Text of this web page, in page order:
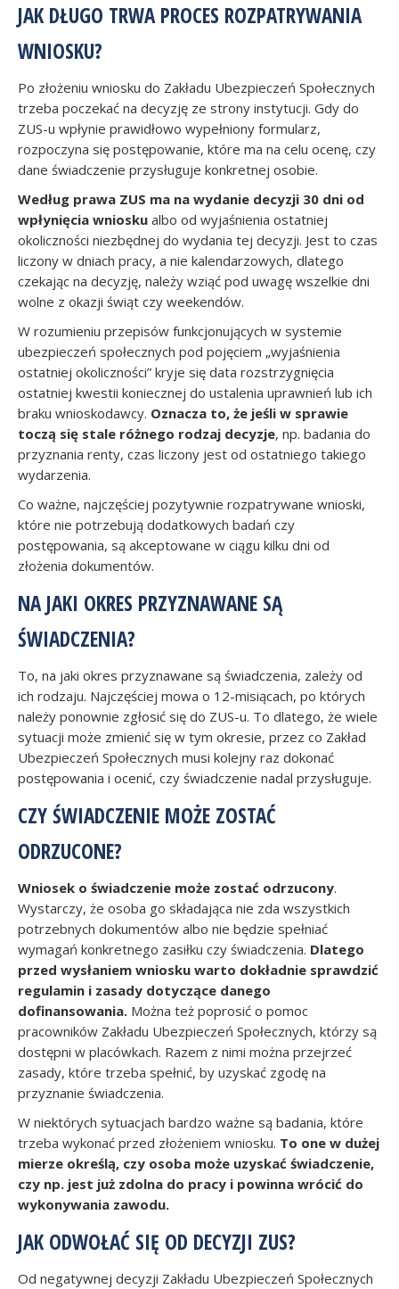
JAK DŁUGO TRWA PROCES ROZPATRYWANIA
WNIOSKU?
Po złożeniu wniosku do Zakładu Ubezpieczeń Społecznych
trzeba poczekać na decyzję ze strony instytucji. Gdy do
ZUS-u wpłynie prawidłowo wypełniony formularz,
rozpoczyna się postępowanie, które ma na celu ocenę, czy
dane świadczenie przysługuje konkretnej osobie.
Według prawa ZUS ma na wydanie decyzji 30 dni od
wpłynięcia wniosku albo od wyjaśnienia ostatniej
okoliczności niezbędnej do wydania tej decyzji. Jest to czas
liczony w dniach pracy, a nie kalendarzowych, dlatego
czekając na decyzję, należy wziąć pod uwagę wszelkie dni
wolne z okazji świąt czy weekendów.
W rozumieniu przepisów funkcjonujących w systemie
ubezpieczeń społecznych pod pojęciem „wyjaśnienia
ostatniej okoliczności” kryje się data rozstrzygnięcia
ostatniej kwestii koniecznej do ustalenia uprawnień lub ich
braku wnioskodawcy. Oznacza to, że jeśli w sprawie
toczą się stale różnego rodzaj decyzje, np. badania do
przyznania renty, czas liczony jest od ostatniego takiego
wydarzenia.
Co ważne, najczęściej pozytywnie rozpatrywane wnioski,
które nie potrzebują dodatkowych badań czy
postępowania, są akceptowane w ciągu kilku dni od
złożenia dokumentów.
NA JAKI OKRES PRZYZNAWANE SĄ
ŚWIADCZENIA?
To, na jaki okres przyznawane są świadczenia, zależy od
ich rodzaju. Najczęściej mowa o 12-misiącach, po których
należy ponownie zgłosić się do ZUS-u. To dlatego, że wiele
sytuacji może zmienić się w tym okresie, przez co Zakład
Ubezpieczeń Społecznych musi kolejny raz dokonać
postępowania i ocenić, czy świadczenie nadal przysługuje.
CZY ŚWIADCZENIE MOŻE ZOSTAĆ
ODRZUCONE?
Wniosek o świadczenie może zostać odrzucony.
Wystarczy, że osoba go składająca nie zda wszystkich
potrzebnych dokumentów albo nie będzie spełniać
wymagań konkretnego zasiłku czy świadczenia. Dlatego
przed wysłaniem wniosku warto dokładnie sprawdzić
regulamin i zasady dotyczące danego
dofinansowania. Można też poprosić o pomoc
pracowników Zakładu Ubezpieczeń Społecznych, którzy są
dostępni w placówkach. Razem z nimi można przejrzeć
zasady, które trzeba spełnić, by uzyskać zgodę na
przyznanie świadczenia.
W niektórych sytuacjach bardzo ważne są badania, które
trzeba wykonać przed złożeniem wniosku. To one w dużej
mierze określą, czy osoba może uzyskać świadczenie,
czy np. jest już zdolna do pracy i powinna wrócić do
wykonywania zawodu.
JAK ODWOŁAĆ SIĘ OD DECYZJI ZUS?
Od negatywnej decyzji Zakładu Ubezpieczeń Społecznych